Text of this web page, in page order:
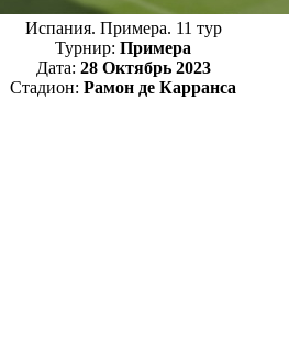
Испания. Примера. 11 тур
Турнир: Примера
Дата: 28 Октябрь 2023
Стадион: Рамон де Карранса